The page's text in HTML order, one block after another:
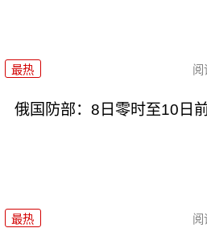
最热 阅
俄国防部：8日零时至10日
最热 阅